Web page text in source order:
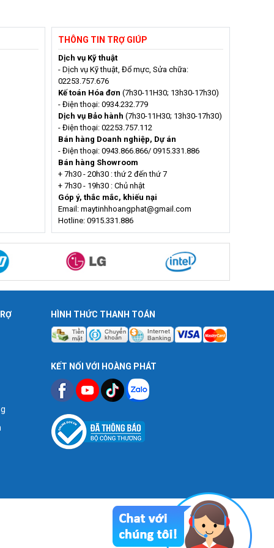
THÔNG TIN TRỢ GIÚP
Dịch vụ Kỹ thuật
- Dịch vụ Kỹ thuật, Đổ mực, Sửa chữa:
02253.757.676
Kế toán Hóa đơn (7h30-11H30; 13h30-17h30)
- Điện thoại: 0934.232.779
Dịch vụ Bảo hành (7h30-11H30; 13h30-17h30)
- Điện thoại: 02253.757.112
Bán hàng Doanh nghiệp, Dự án
- Điện thoại: 0943.866.866/ 0915.331.886
Bán hàng Showroom
+ 7h30 - 20h30 : thứ 2 đến thứ 7
+ 7h30 - 19h30 : Chủ nhật
Góp ý, thắc mắc, khiếu nại
Email: maytinhhoangphat@gmail.com
Hotline: 0915.331.886
HÌNH THỨC THANH TOÁN
KẾT NỐI VỚI HOÀNG PHÁT